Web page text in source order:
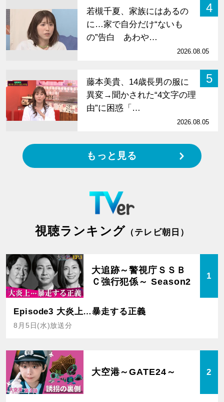
4
若槻千夏、家族にはあるの
に…家で自分だけ“ないも
の”告白 あわや…
2026.08.05
5
藤本美貴、14歳長男の服に
異変→聞かされた“4文字の理
由”に困惑「…
2026.08.05
もっと見る
視聴ランキング （テレビ朝日）
大追跡～警視庁ＳＳＢ
Ｃ強行犯係～ Season2
1
Episode3 大炎上…暴走する正義
8月5日(水)放送分
大空港～GATE24～ 2